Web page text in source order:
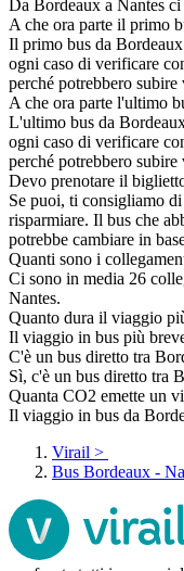
Da Bordeaux a Nantes
A che ora parte il primo
Il primo bus da
ogni caso di verificare
perché potrebbero subire
A che ora parte l'ultimo
L'ultimo bus da
ogni caso di verificare
perché potrebbero subire
Devo prenotare il
Se puoi, ti consigliamo
risparmiare. Il bus che
potrebbe cambiare in
Quanti sono i
Ci sono in media 26
Nantes.
Quanto dura il viaggio
Il viaggio in bus più
C'è un bus diretto tra
Sì, c'è un bus diretto tra
Quanta CO2 emette un
Il viaggio in bus da
Virail >
Bus Bordeaux -